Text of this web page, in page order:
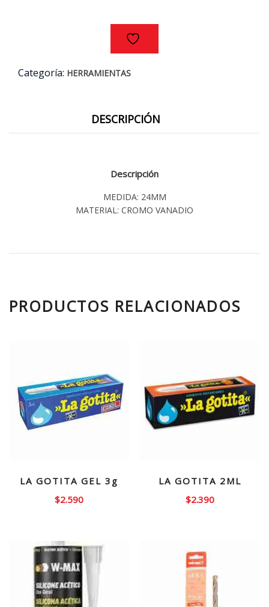
Categoría: HERRAMIENTAS
DESCRIPCIÓN
Descripción
MEDIDA: 24MM
MATERIAL: CROMO VANADIO
PRODUCTOS RELACIONADOS
LA GOTITA GEL 3g
$2.590
LA GOTITA 2ML
$2.390